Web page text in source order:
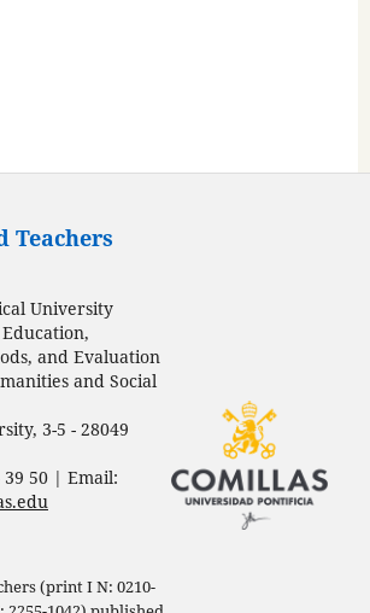
Teachers
University
and Evaluation
and Social
3-5 - 28049
39 50 | Email:
(print I N: 0210-